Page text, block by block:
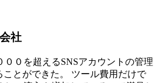
社
００を超えるSNSアカウントの管理
ことができた。 ツール費用だけで